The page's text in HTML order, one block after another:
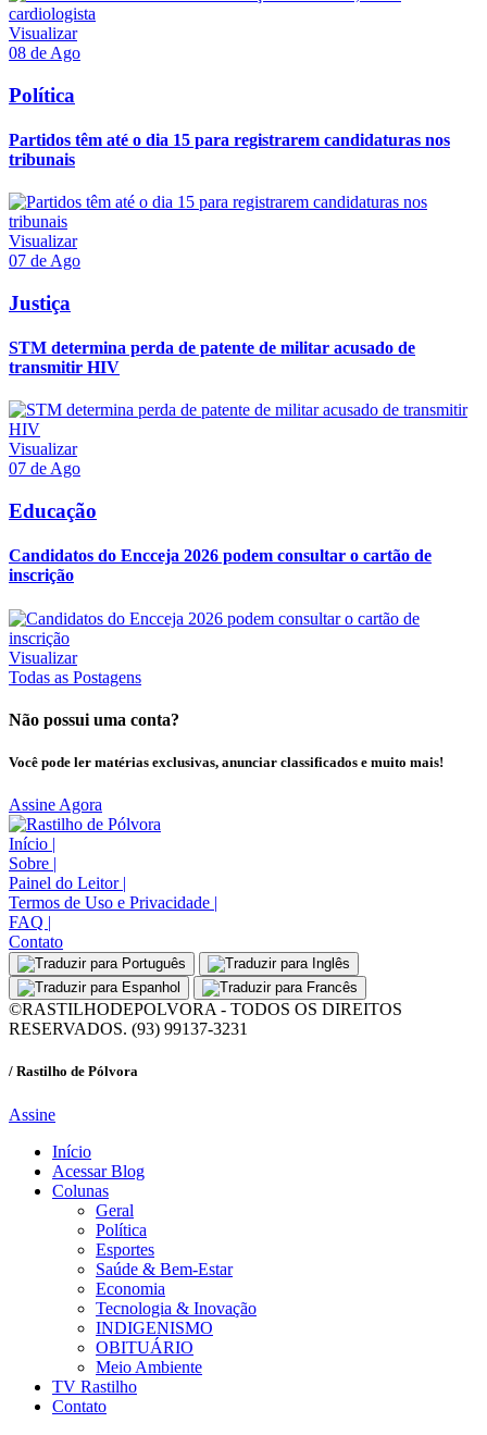
Visualizar
08 de Ago
Política
Partidos têm até o dia 15 para registrarem candidaturas nos
tribunais
Visualizar
07 de Ago
Justiça
STM determina perda de patente de militar acusado de
transmitir HIV
Visualizar
07 de Ago
Educação
Candidatos do Encceja 2026 podem consultar o cartão de
inscrição
Visualizar
Todas as Postagens
Não possui uma conta?
Você pode ler matérias exclusivas, anunciar classificados e muito mais!
Assine Agora
Início |
Sobre |
Painel do Leitor |
Termos de Uso e Privacidade |
FAQ |
Contato
©RASTILHODEPOLVORA - TODOS OS DIREITOS
RESERVADOS. (93) 99137-3231
/ Rastilho de Pólvora
Assine
Início
Acessar Blog
Colunas
Geral
Política
Esportes
Saúde & Bem-Estar
Economia
Tecnologia & Inovação
INDIGENISMO
OBITUÁRIO
Meio Ambiente
TV Rastilho
Contato